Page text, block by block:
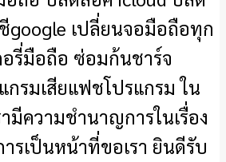
เปลี่ยนจอมือถือทุก
อรี่มือถือ ซ่อมก้นชาร์จ
กรมเสียแฟชโปรแกรม ใน
ามีความชำนาญการในเรื่อง
รเป็นหน้าที่ขอเรา ยินดีรับ